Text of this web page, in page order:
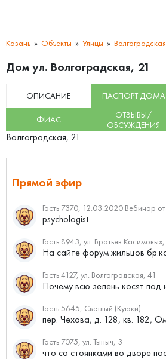
Казань Объекты Улицы Волгоградская
Дом ул. Волгоградская, 21
ОПИСАНИЕ ПАСПОРТ ДОМА
ФИАС
ОТЗЫВЫ/
ОБСУЖДЕНИЯ
Волгоградская, 21
Прямой эфир
psychologist
Гость 8943, ул. Братьев
Гость 4127, ул. Волгоградская, 41
Гость 5645, Светлый (Куюки)
пер. Чехова, д. 128, кв. 182,
Гость 7075, ул. Тыныч, 3